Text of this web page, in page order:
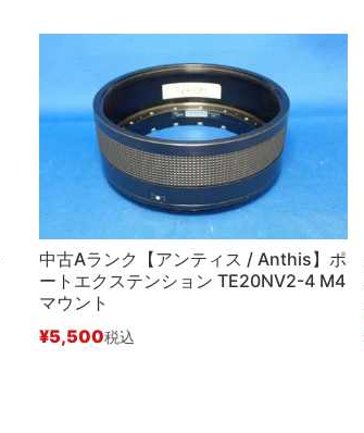
中古Aランク【アンティス / Anthis】ポ
ートエクステンション TE20NV2-4 M4
マウント
¥5,500税込